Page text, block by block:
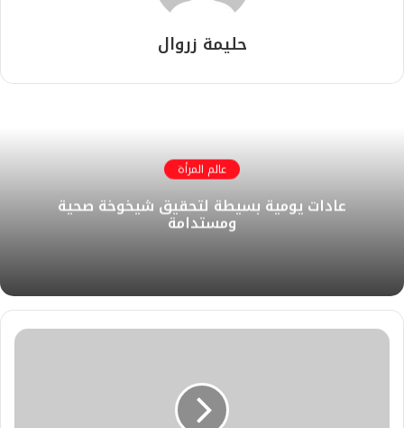
حليمة زروال
عالم المرأة
عادات يومية بسيطة لتحقيق شيخوخة صحية
ومستدامة